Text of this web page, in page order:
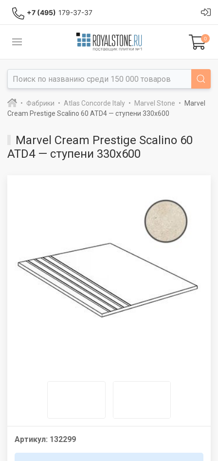
+7 (495) 179-37-37
0
Фабрики Atlas Concorde Italy Marvel Stone
Marvel
Cream Prestige Scalino 60 ATD4 — ступени 330x600
Marvel Cream Prestige Scalino 60
ATD4 — ступени 330x600
Артикул: 132299